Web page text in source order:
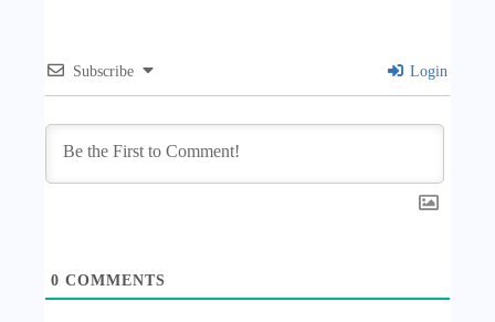
Subscribe Login
0 COMMENTS